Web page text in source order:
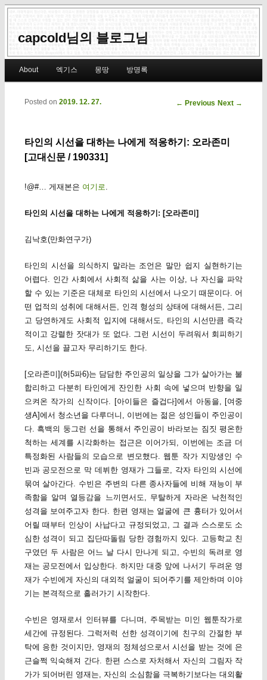
capcold님의 블로그님
Skip to primary content
Skip to secondary content
About 엑기스 몽땅 방명록
Post navigation
← Previous Next →
타인의 시선을 대하는 나에게 적응하기: 오라존미
[고대신문 / 190331]
Posted on 2019. 12. 27.
!@#… 게재본은 여기로
타인의 시선을 대하는 나에게 적응하기: [오라존미]
김낙호(만화연구가)
타인의 시선을 의식하지 말라는 조언은 말만 쉽지 실현하기는
어렵다. 인간 사회에서 사회적 삶을 사는 이상, 나 자신을 파악
할 수 있는 기준은 대체로 타인의 시선에서 나오기 때문이다. 어
떤 업적의 성취에 대해서든, 인격 형성의 상태에 대해서든, 그리
고 당연하게도 사회적 입지에 대해서도, 타인의 시선만큼 즉각
적이고 강렬한 잣대가 또 없다. 그런 시선이 두려워서 회피하기
도, 시선을 끌고자 무리하기도 한다.
[오라존미](허5파6)는 담담한 주인공의 일상을 그가 살아가는 불
합리하고 다분히 타인에게 잔인한 사회 속에 넣으며 반향을 일
으켜온 작가의 신작이다. [아이들은 즐겁다]에서 아동을, [여중
생A]에서 청소년을 다루더니, 이번에는 젊은 성인들이 주인공이
다. 흑백의 둥그런 선을 통해서 주인공이 바라보는 짐짓 평온한
척하는 세계를 시각화하는 접근은 이어가되, 이번에는 조금 더
특정화된 사람들의 모습으로 변모했다. 웹툰 작가 지망생인 수
빈과 공모전으로 막 데뷔한 영재가 그들로, 각자 타인의 시선에
묶여 살아간다. 수빈은 주변의 다른 종사자들에 비해 재능이 부
족함을 알며 열등감을 느끼면서도, 무탈하게 자라온 낙천적인
성격을 보여주고자 한다. 한편 영재는 얼굴에 큰 흉터가 있어서
어릴 때부터 인상이 사납다고 규정되었고, 그 결과 스스로도 소
심한 성격이 되고 집단따돌림 당한 경험까지 있다. 고등학교 친
구였던 두 사람은 어느 날 다시 만나게 되고, 수빈의 독려로 영
재는 공모전에서 입상한다. 하지만 대중 앞에 나서기 두려운 영
재가 수빈에게 자신의 대외적 얼굴이 되어주기를 제안하며 이야
기는 본격적으로 흘러가기 시작한다.
수빈은 영재로서 인터뷰를 다니며, 주목받는 미인 웹툰작가로
세간에 규정된다. 그럭저럭 선한 성격이기에 친구의 간절한 부
탁에 응한 것이지만, 영재의 정체성으로서 시선을 받는 것에 은
근슬쩍 익숙해져 간다. 한편 스스로 자처해서 자신의 그림자 작
가가 되어버린 영재는, 자신의 소심함을 극복하기보다는 대외활